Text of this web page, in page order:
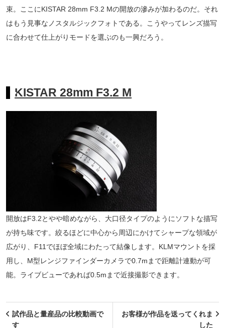
束。ここにKISTAR 28mm F3.2 Mの開放の滲みが加わるのだ。それ
はもう見事なノスタルジックフォトである。こうやってレンズ描写
に合わせて仕上がりモードを選ぶのも一興だろう。
KISTAR 28mm F3.2 M
開放はF3.2とやや暗めながら、大口径タイプのようにソフトな描写
が持ち味です。絞るほどに中心から周辺にかけてシャープな領域が
広がり、F11でほぼ全域にわたって結像します。KLMマウントを採
用し、M型レンジファインダーカメラで0.7mまで距離計連動が可
能。ライブビューであれば0.5mまで近接撮影できます。
投
お客様が作品を送ってくれま
した
試作品と量産品の比較動画で
す